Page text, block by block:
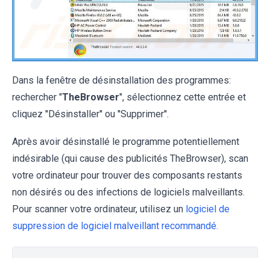
Dans la fenêtre de désinstallation des programmes:
rechercher "TheBrowser", sélectionnez cette entrée et
cliquez ''Désinstaller'' ou ''Supprimer''.
Après avoir désinstallé le programme potentiellement
indésirable (qui cause des publicités TheBrowser), scan
votre ordinateur pour trouver des composants restants
non désirés ou des infections de logiciels malveillants.
Pour scanner votre ordinateur, utilisez un logiciel de
suppression de logiciel malveillant recommandé.